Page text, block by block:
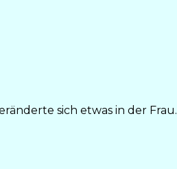
sich etwas in der Frau.